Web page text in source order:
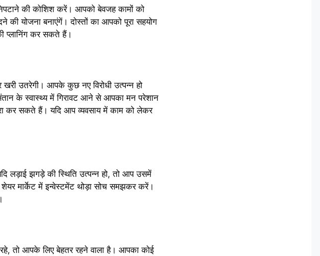
की कोशिश करें। आपको बेवजह कामों को
योजना बनाएंगें। दोस्तों का आपको पूरा सहयोग
प्लानिंग कर सकते हैं।
खरी उतरेगी। आपके कुछ नए विरोधी उत्पन्न हो
के स्वास्थ्य में गिरावट आने से आपका मन परेशान
कर सकते हैं। यदि आप व्यवसाय में काम को लेकर
लड़ाई झगड़े की स्थिति उत्पन्न हो, तो आप उसमें
मार्केट में इन्वेस्टमेंट थोड़ा सोच समझकर करें।
तो आपके लिए बेहतर रहने वाला है। आपका कोई